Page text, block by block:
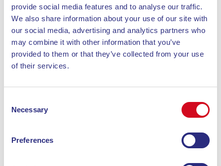
provide social media features and to analyse our traffic.
We also share information about your use of our site with
our social media, advertising and analytics partners who
may combine it with other information that you’ve
provided to them or that they’ve collected from your use
of their services.
Selection
Necessary
Preferences